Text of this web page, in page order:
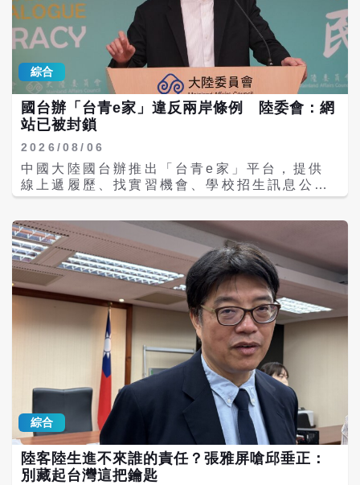
統戰帽子，卻不去想為什麼這些學生和家長願
意離開台灣前往大陸？」他說，民進黨政府和
綠媒竭盡所能汙名大陸、貼標籤扣紅帽，但是
民眾願意為了求學、就業和發展環境前往大
陸，政府不僅不輔導協助，甚至口誅筆伐炮口
朝向學生。賴士葆認為，這一代年輕人開闊的
視野，終究會認清民進黨為了台獨的不擇手
段。
商造成影響？ 梁文傑回應表示，其實中國大陸
對於他的公民和外國人士的出入境本來就是高
度管制，它是可以幾乎是可以隨意地禁止出入
境的，這一次就是用法治化的名義，然後公佈
了這個條例，也就是說把原來比較隨意的一些
事情，把它披上了一個法律的外衣。 梁文傑
說，陸委會特別會比較關注的是它裡面有「違
反出口管制或技術出口」的規定，這一類的人
他基本上很可能是跟台灣比較有關係，不論台
的科技業者等。這一類的很可能會不曉得自己
違反出口管制或技術出口的規定等，所以陸委
要特別呼籲台商及國人要做好風險評估。 媒體
追問陸港澳的橙色旅遊警示會不會有進一步的
評估調整，對於台灣的半導體跟高科技從業人
員，還有退休的公務人員的族群，有沒有從目
前的警示轉為更實質的登錄申報或者是管制的
機制？梁文傑表示，因為這個規定剛剛發布，
所以他們還在注意相關的發展，陸委會已多次
提醒公務員，現在要進一步提醒，在大陸投
資、從事科技業或半導體等相關規定的台商或
是台幹，這個部分確實需要注意。
綜合
國台辦「台青e家」違反兩岸條例 陸委會：網
站已被封鎖
2026/08/06
中國大陸國台辦推出「台青e家」平台，提供
線上遞履歷、找實習機會、學校招生訊息公布
等功能。陸委會主委邱垂正昨日表示，這是企
屏蔽網站。陸委會今（6）日證實，已經將
「台青e家」網站屏蔽封鎖。 邱垂正昨日在立
法院內政委員會會議結束後受訪表示，台青e
家號稱可以協助台灣青年找工作、找實習、選
學校、找交流，企圖對台未統先治，或說是對
台進行輿論戰、心理戰，「事實上有沒有媒合
（工作）成功，誰會知道」，「台青e家」直
接面對學生，「我們認為這個是非常嚴重的，
所以我們當然會協調相關部會，給它下架或屏
委兼發言人梁文傑親自主持，針對國台辦推出
「台青e家」平台提供線上遞履涉違反兩岸條
例，陸委會將協調相關部會下架或屏蔽網站的
進度，梁文傑表示，「台青e家」這個平台它
是直接刊載了對方（陸方）有各種職缺，還有
什麼學校，要我們青年到大陸去。那該網站上
綜合
陸客陸生進不來誰的責任？張雅屏嗆邱垂正：
別藏起台灣這把鑰匙